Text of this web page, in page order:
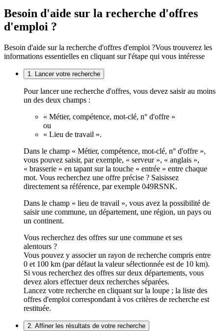
Besoin d'aide sur la recherche d'offres
d'emploi ?
Besoin d'aide sur la recherche d'offres d'emploi ?Vous trouverez les
informations essentielles en cliquant sur l'étape qui vous intéresse
1. Lancer votre recherche
Pour lancer une recherche d'offres, vous devez saisir au moins
un des deux champs :
« Métier, compétence, mot-clé, n° d'offre »
ou
« Lieu de travail ».
Dans le champ « Métier, compétence, mot-clé, n° d'offre »,
vous pouvez saisir, par exemple, « serveur », « anglais »,
« brasserie » en tapant sur la touche « entrée » entre chaque
mot. Vous recherchez une offre précise ? Saisissez
directement sa référence, par exemple 049RSNK.
Dans le champ « lieu de travail », vous avez la possibilité de
saisir une commune, un département, une région, un pays ou
un continent.
Vous recherchez des offres sur une commune et ses
alentours ?
Vous pouvez y associer un rayon de recherche compris entre
0 et 100 km (par défaut la valeur sélectionnée est de 10 km).
Si vous recherchez des offres sur deux départements, vous
devez alors effectuer deux recherches séparées.
Lancez votre recherche en cliquant sur la loupe ; la liste des
offres d'emploi correspondant à vos critères de recherche est
restituée.
2. Affiner les résultats de votre recherche